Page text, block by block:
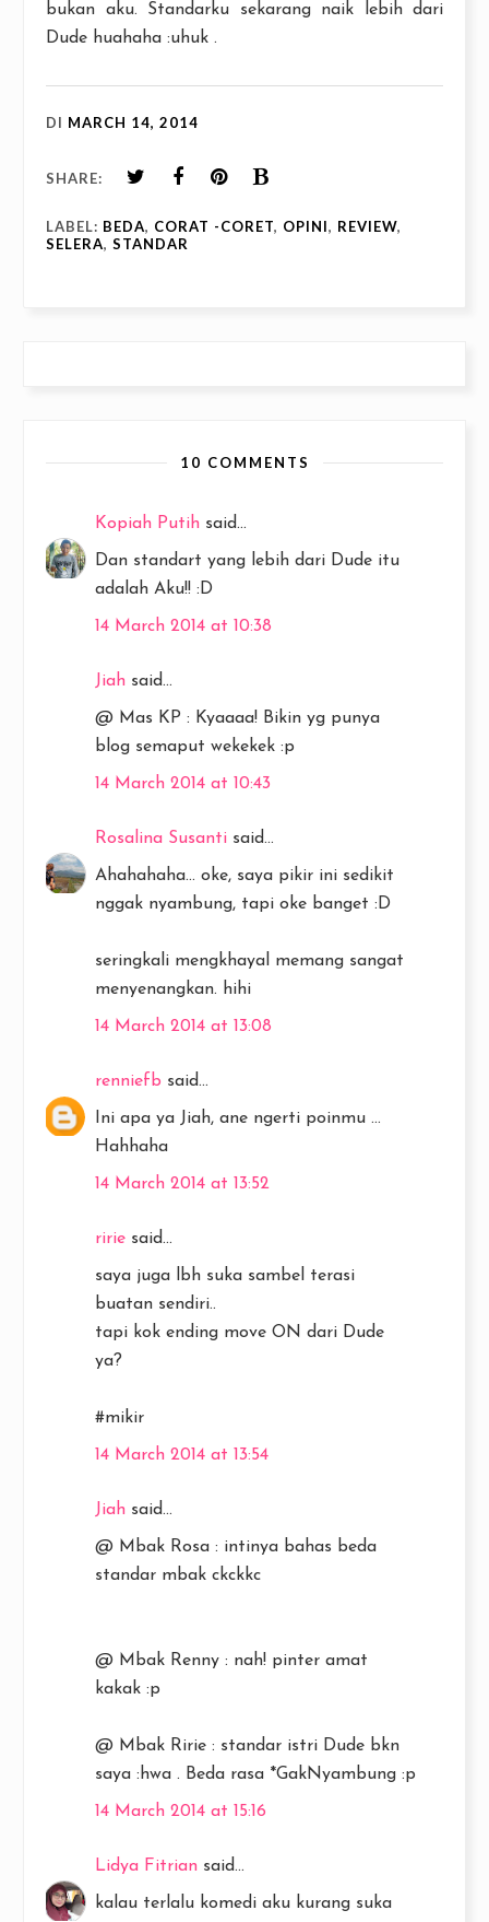
bukan aku. Standarku sekarang naik lebih dari
Dude huahaha :uhuk .
DI MARCH 14, 2014
SHARE:
LABEL: BEDA, CORAT -CORET, OPINI, REVIEW,
SELERA, STANDAR
10 COMMENTS
Kopiah Putih said...
Dan standart yang lebih dari Dude itu
adalah Aku!! :D
14 March 2014 at 10:38
Jiah said...
@ Mas KP : Kyaaaa! Bikin yg punya
blog semaput wekekek :p
14 March 2014 at 10:43
Rosalina Susanti said...
Ahahahaha... oke, saya pikir ini sedikit
nggak nyambung, tapi oke banget :D
seringkali mengkhayal memang sangat
menyenangkan. hihi
14 March 2014 at 13:08
renniefb said...
Ini apa ya Jiah, ane ngerti poinmu ...
Hahhaha
14 March 2014 at 13:52
ririe said...
saya juga lbh suka sambel terasi
buatan sendiri..
tapi kok ending move ON dari Dude
ya?
#mikir
14 March 2014 at 13:54
Jiah said...
@ Mbak Rosa : intinya bahas beda
standar mbak ckckkc
@ Mbak Renny : nah! pinter amat
kakak :p
@ Mbak Ririe : standar istri Dude bkn
saya :hwa . Beda rasa *GakNyambung :p
14 March 2014 at 15:16
Lidya Fitrian said...
kalau terlalu komedi aku kurang suka